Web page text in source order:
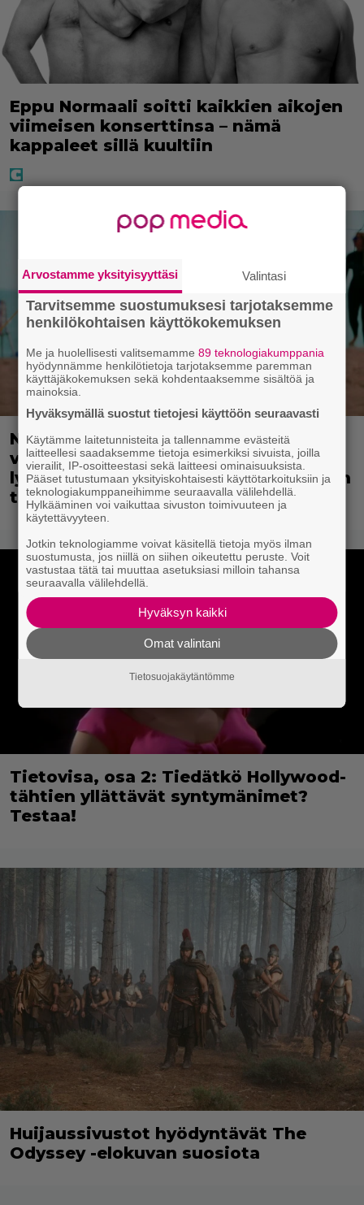
Eppu Normaali soitti kaikkien aikojen
viimeisen konserttinsa – nämä
kappaleet sillä kuultiin
Nyt ilmaiskatselussa: Kulttiklassikon
värikäs uusintaversio – ensi-ilta
lykkääntyi vastenmielisen kohuvideon
takia
Tietovisa, osa 2: Tiedätkö Hollywood-
tähtien yllättävät syntymänimet?
Testaa!
Huijaussivustot hyödyntävät The
Odyssey -elokuvan suosiota
Arvostamme yksityisyyttäsi Valintasi
Tarvitsemme suostumuksesi tarjotaksemme
henkilökohtaisen käyttökokemuksen
Me ja huolellisesti valitsemamme89 teknologiakumppania
hyödynnämme henkilötietoja tarjotaksemme paremman
käyttäjäkokemuksen sekä kohdentaaksemme sisältöä ja
mainoksia.
Hyväksymällä suostut tietojesi käyttöön seuraavasti
Käytämme laitetunnisteita ja tallennamme evästeitä
laitteellesi saadaksemme tietoja esimerkiksi sivuista, joilla
vierailit, IP-osoitteestasi sekä laitteesi ominaisuuksista.
Pääset tutustumaan yksityiskohtaisesti käyttötarkoituksiin ja
teknologiakumppaneihimme seuraavalla välilehdellä.
Hylkääminen voi vaikuttaa sivuston toimivuuteen ja
käytettävyyteen.
Jotkin teknologiamme voivat käsitellä tietoja myös ilman
suostumusta, jos niillä on siihen oikeutettu peruste. Voit
vastustaa tätä tai muuttaa asetuksiasi milloin tahansa
seuraavalla välilehdellä.
Hyväksyn kaikki
Omat valintani
Tietosuojakäytäntömme